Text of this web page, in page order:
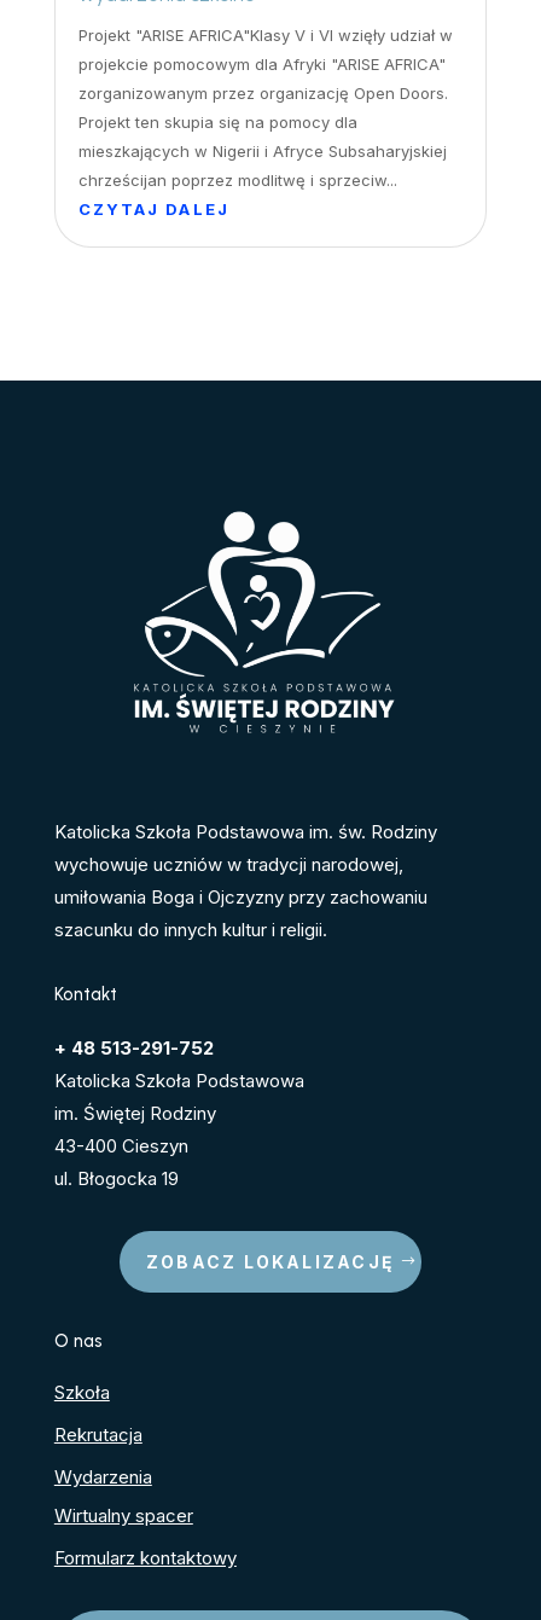
Projekt "ARISE AFRICA"Klasy V i VI wzięły udział w
projekcie pomocowym dla Afryki "ARISE AFRICA"
zorganizowanym przez organizację Open Doors.
Projekt ten skupia się na pomocy dla
mieszkających w Nigerii i Afryce Subsaharyjskiej
chrześcijan poprzez modlitwę i sprzeciw...
CZYTAJ DALEJ
Katolicka Szkoła Podstawowa im. św. Rodziny
wychowuje uczniów w tradycji narodowej,
umiłowania Boga i Ojczyzny przy zachowaniu
szacunku do innych kultur i religii.
Kontakt
+ 48 513-291-752
Katolicka Szkoła Podstawowa
im. Świętej Rodziny
43-400 Cieszyn
ul. Błogocka 19
ZOBACZ LOKALIZACJĘ
O nas
Szkoła
Rekrutacja
Wydarzenia
Wirtualny spacer
Formularz kontaktowy